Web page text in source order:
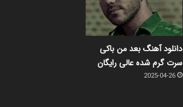
دانلود آهنگ بعد من باکی
سرت گرم شده عالی رایگان
2025-04-26